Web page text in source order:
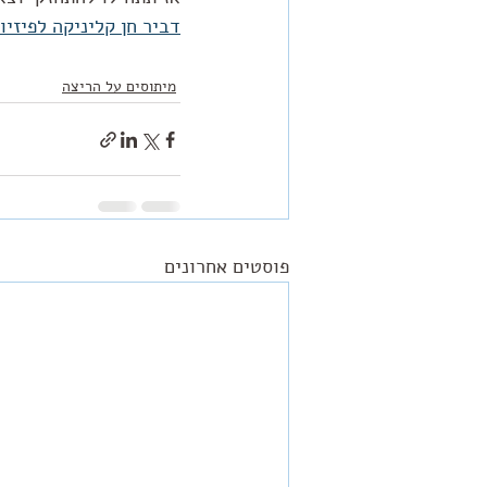
דביר חן קליניקה
מיתוסים על הריצה
פוסטים אחרונים